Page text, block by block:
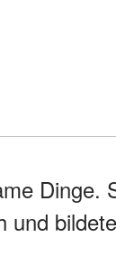
Dinge.